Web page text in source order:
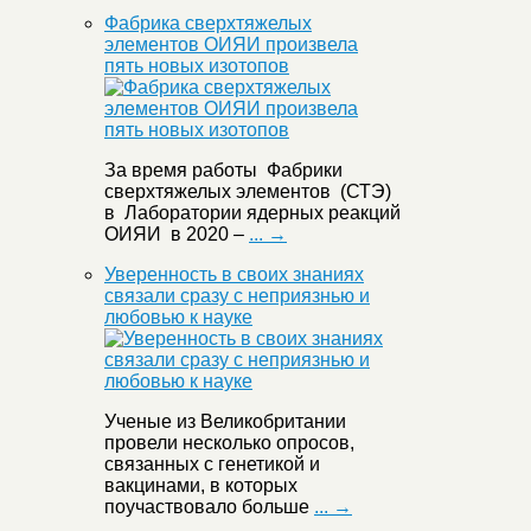
Фабрика сверхтяжелых
элементов ОИЯИ произвела
пять новых изотопов
За время работы Фабрики
сверхтяжелых элементов (СТЭ)
в Лаборатории ядерных реакций
ОИЯИ в 2020 – ... →
Уверенность в своих знаниях
связали сразу с неприязнью и
любовью к науке
Ученые из Великобритании
провели несколько опросов,
связанных с генетикой и
вакцинами, в которых
поучаствовало больше ... →